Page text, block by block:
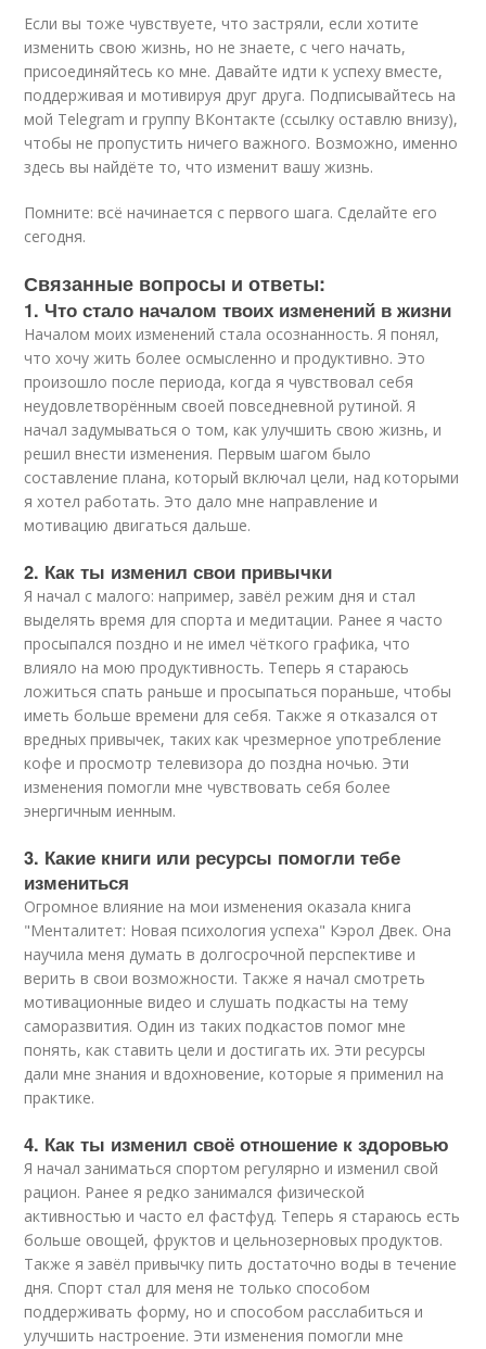
Если вы тоже чувствуете, что застряли, если хотите
изменить свою жизнь, но не знаете, с чего начать,
присоединяйтесь ко мне. Давайте идти к успеху вместе,
поддерживая и мотивируя друг друга. Подписывайтесь на
мой Telegram и группу ВКонтакте (ссылку оставлю внизу),
чтобы не пропустить ничего важного. Возможно, именно
здесь вы найдёте то, что изменит вашу жизнь.
Помните: всё начинается с первого шага. Сделайте его
сегодня.
Связанные вопросы и ответы:
1. Что стало началом твоих изменений в жизни
Началом моих изменений стала осознанность. Я понял,
что хочу жить более осмысленно и продуктивно. Это
произошло после периода, когда я чувствовал себя
неудовлетворённым своей повседневной рутиной. Я
начал задумываться о том, как улучшить свою жизнь, и
решил внести изменения. Первым шагом было
составление плана, который включал цели, над которыми
я хотел работать. Это дало мне направление и
мотивацию двигаться дальше.
2. Как ты изменил свои привычки
Я начал с малого: например, завёл режим дня и стал
выделять время для спорта и медитации. Ранее я часто
просыпался поздно и не имел чёткого графика, что
влияло на мою продуктивность. Теперь я стараюсь
ложиться спать раньше и просыпаться пораньше, чтобы
иметь больше времени для себя. Также я отказался от
вредных привычек, таких как чрезмерное употребление
кофе и просмотр телевизора до поздна ночью. Эти
изменения помогли мне чувствовать себя более
энергичным иенным.
3. Какие книги или ресурсы помогли тебе
измениться
Огромное влияние на мои изменения оказала книга
"Менталитет: Новая психология успеха" Кэрол Двек. Она
научила меня думать в долгосрочной перспективе и
верить в свои возможности. Также я начал смотреть
мотивационные видео и слушать подкасты на тему
саморазвития. Один из таких подкастов помог мне
понять, как ставить цели и достигать их. Эти ресурсы
дали мне знания и вдохновение, которые я применил на
практике.
4. Как ты изменил своё отношение к здоровью
Я начал заниматься спортом регулярно и изменил свой
рацион. Ранее я редко занимался физической
активностью и часто ел фастфуд. Теперь я стараюсь есть
больше овощей, фруктов и цельнозерновых продуктов.
Также я завёл привычку пить достаточно воды в течение
дня. Спорт стал для меня не только способом
поддерживать форму, но и способом расслабиться и
улучшить настроение. Эти изменения помогли мне